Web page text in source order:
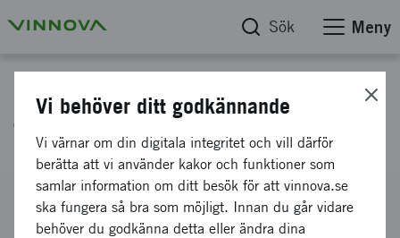
Sök Meny
Tankesmedje: Just Tech?
Diarienummer
2024-04029
Vi behöver ditt godkännande
Vi värnar om din digitala integritet och vill därför
berätta att vi använder kakor och funktioner som
samlar information om ditt besök för att vinnova.se
ska fungera så bra som möjligt. Innan du går vidare
behöver du godkänna detta eller ändra dina